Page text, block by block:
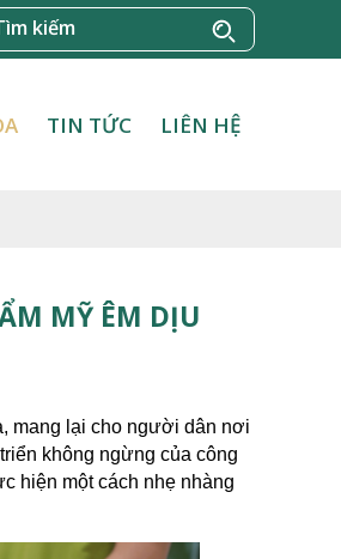
TIN TỨC LIÊN HỆ
MỸ ÊM DỊU
mang lại cho người dân nơi
không ngừng của công
hiện một cách nhẹ nhàng